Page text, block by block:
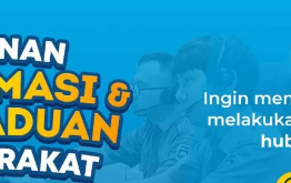
paling sedikit dua orang dan paling
pilkades antar waktu, tidak
menerapkan prokes Covid-
maka DPMD bekerjasama
lima calon tersebut. Menurutnya,